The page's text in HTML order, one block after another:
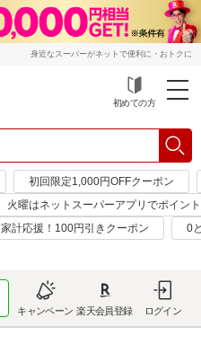
身近なスーパーがネットで便利に・おトクに
初めての方
初回限定1,000円OFFクーポン
火曜はネットスーパーアプリでポイン
家計応援！100円引きクーポン
0
キャンペーン 楽天会員登録 ログイン